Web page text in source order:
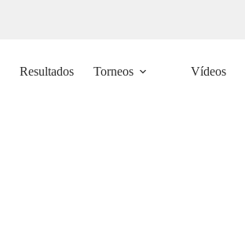
Resultados Torneos Vídeos